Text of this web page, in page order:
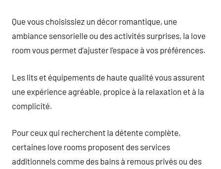
Que vous choisissiez un décor romantique, une
ambiance sensorielle ou des activités surprises, la love
room vous permet d’ajuster l’espace à vos préférences.
Les lits et équipements de haute qualité vous assurent
une expérience agréable, propice à la relaxation et à la
complicité.
Pour ceux qui recherchent la détente complète,
certaines love rooms proposent des services
additionnels comme des bains à remous privés ou des